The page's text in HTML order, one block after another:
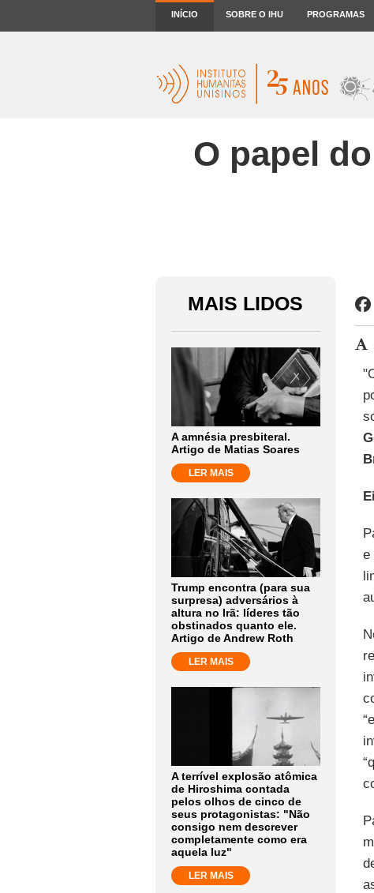
INÍCIO SOBRE O IHU PROGRAMAS
O papel
MAIS LIDOS
A amnésia presbiteral.
Artigo de Matias Soares
LER MAIS
Trump encontra (para sua
surpresa) adversários à
altura no Irã: líderes tão
obstinados quanto ele.
Artigo de Andrew Roth
LER MAIS
A terrível explosão atômica
de Hiroshima contada
pelos olhos de cinco de
seus protagonistas: "Não
consigo nem descrever
completamente como era
aquela luz"
LER MAIS
e